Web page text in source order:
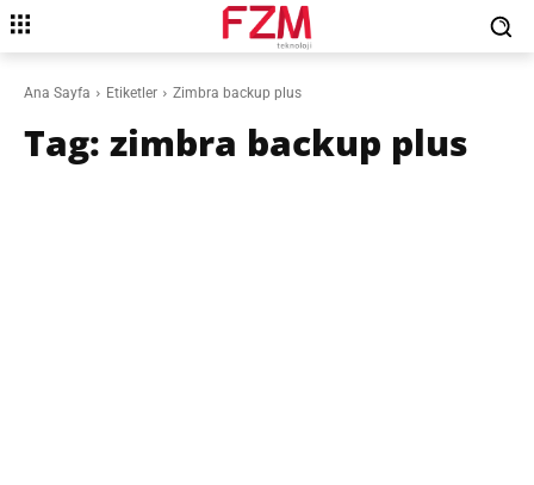
Ana Sayfa Etiketler Zimbra backup plus
Tag: zimbra backup plus